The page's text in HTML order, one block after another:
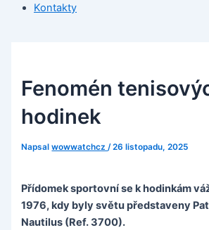
Kontakty
Fenomén
hodinek
Napsalwowwatchcz /26 listopadu, 2025
Přídomek sportovní se k hodinkám
1976, kdy byly světu představeny
Nautilus (Ref. 3700).